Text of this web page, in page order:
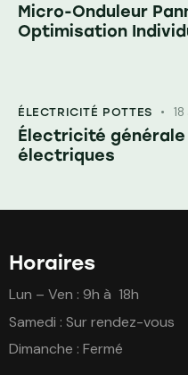
Micro-Onduleur
Optimisation
ÉLECTRICITÉ POTTES
Électricité
électriques
Horaires
Lun – Ven : 9h à 18h
Samedi : Sur rendez-vous
Dimanche : Fermé